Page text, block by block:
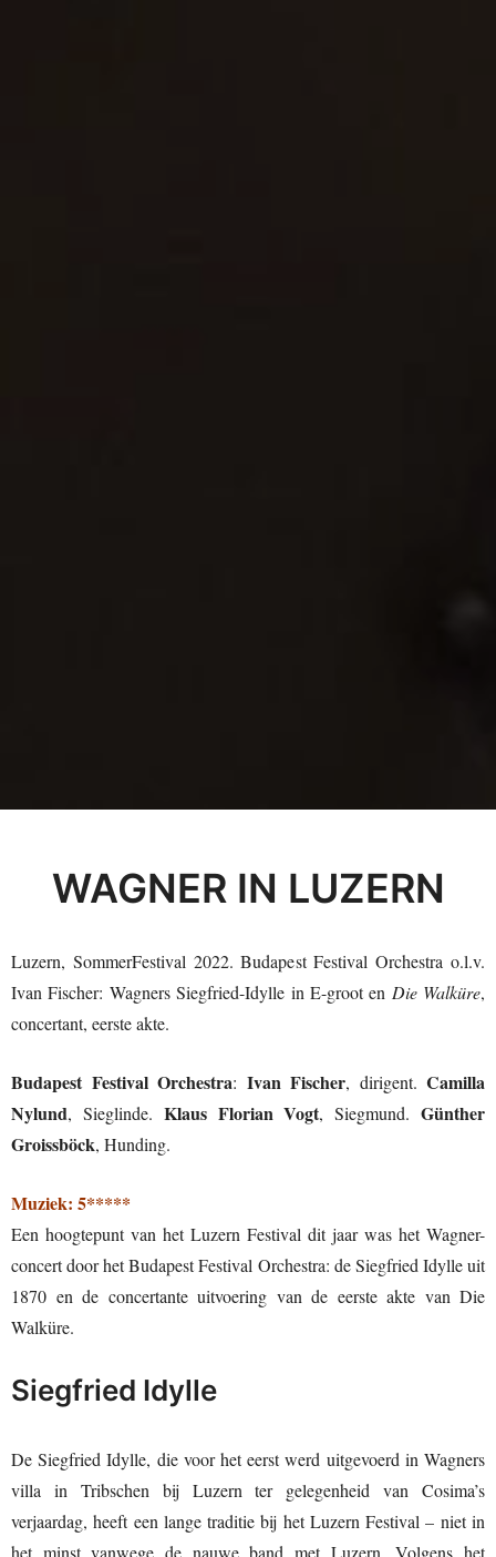
WAGNER IN LUZERN
Luzern, SommerFestival 2022. Budapest Festival Orchestra o.l.v.
Ivan Fischer: Wagners Siegfried-Idylle in E-groot en Die Walküre,
concertant, eerste akte.
Budapest Festival Orchestra: Ivan Fischer, dirigent. Camilla
Nylund, Sieglinde. Klaus Florian Vogt, Siegmund. Günther
Groissböck, Hunding.
Muziek: 5*****
Een hoogtepunt van het Luzern Festival dit jaar was het Wagner-
concert door het Budapest Festival Orchestra: de Siegfried Idylle uit
1870 en de concertante uitvoering van de eerste akte van Die
Walküre.
Siegfried Idylle
De Siegfried Idylle, die voor het eerst werd uitgevoerd in Wagners
villa in Tribschen bij Luzern ter gelegenheid van Cosima’s
verjaardag, heeft een lange traditie bij het Luzern Festival – niet in
het minst vanwege de nauwe band met Luzern. Volgens het